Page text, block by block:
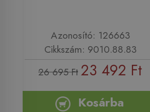
Azonosító: 126663
Cikkszám: 9010.88.83
26 695 Ft 23 492 Ft
Kosárba